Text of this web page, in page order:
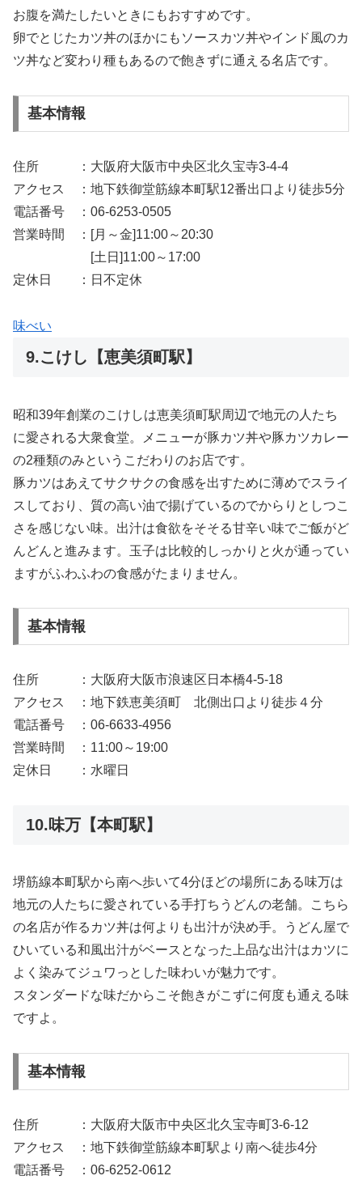
お腹を満たしたいときにもおすすめです。
卵でとじたカツ丼のほかにもソースカツ丼やインド風のカ
ツ丼など変わり種もあるので飽きずに通える名店です。
基本情報
住所 ：大阪府大阪市中央区北久宝寺3-4-4
アクセス ：地下鉄御堂筋線本町駅12番出口より徒歩5分
電話番号 ：06-6253-0505
営業時間 ：[月～金]11:00～20:30
[土日]11:00～17:00
定休日 ：日不定休
味べい
9.こけし【恵美須町駅】
昭和39年創業のこけしは恵美須町駅周辺で地元の人たち
に愛される大衆食堂。メニューが豚カツ丼や豚カツカレー
の2種類のみというこだわりのお店です。
豚カツはあえてサクサクの食感を出すために薄めでスライ
スしており、質の高い油で揚げているのでからりとしつこ
さを感じない味。出汁は食欲をそそる甘辛い味でご飯がど
んどんと進みます。玉子は比較的しっかりと火が通ってい
ますがふわふわの食感がたまりません。
基本情報
住所 ：大阪府大阪市浪速区日本橋4-5-18
アクセス ：地下鉄恵美須町 北側出口より徒歩４分
電話番号 ：06-6633-4956
営業時間 ：11:00～19:00
定休日 ：水曜日
10.味万【本町駅】
堺筋線本町駅から南へ歩いて4分ほどの場所にある味万は
地元の人たちに愛されている手打ちうどんの老舗。こちら
の名店が作るカツ丼は何よりも出汁が決め手。うどん屋で
ひいている和風出汁がベースとなった上品な出汁はカツに
よく染みてジュワっとした味わいが魅力です。
スタンダードな味だからこそ飽きがこずに何度も通える味
ですよ。
基本情報
住所 ：大阪府大阪市中央区北久宝寺町3-6-12
アクセス ：地下鉄御堂筋線本町駅より南へ徒歩4分
電話番号 ：06-6252-0612